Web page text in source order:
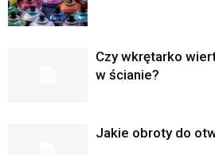
Czy wkrętarko
w ścianie?
Jakie obroty do